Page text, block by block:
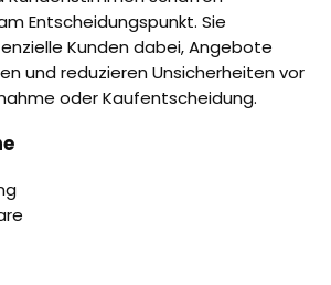
Entscheidungspunkt. Sie
Kunden dabei, Angebote
und reduzieren Unsicherheiten vor
oder Kaufentscheidung.